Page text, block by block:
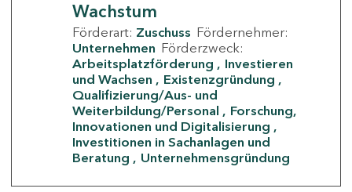
Wachstum
Förderart: Zuschuss Fördernehmer:
Unternehmen Förderzweck:
Arbeitsplatzförderung
Investieren
und Wachsen
Existenzgründung
Qualifizierung/Aus- und
Weiterbildung/Personal
Forschung,
Innovationen und Digitalisierung
Investitionen in Sachanlagen und
Beratung
Unternehmensgründung